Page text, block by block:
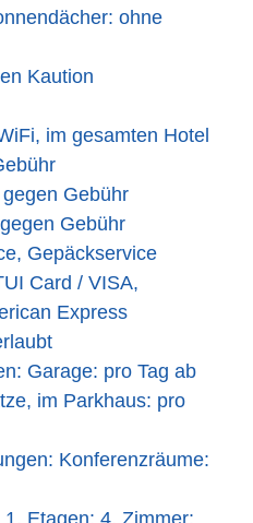
ohne
Kaution
im gesamten Hotel
Gebühr
Gebühr
Gepäckservice
Card / VISA,
Express
Garage: pro Tag ab
im Parkhaus: pro
Konferenzräume:
Etagen: 4, Zimmer: